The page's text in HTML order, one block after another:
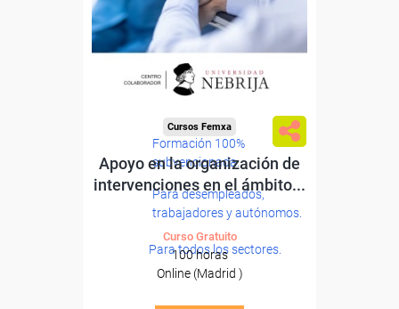
Formación 100%
subvencionada.
Para desempleados,
trabajadores y autónomos.
Para todos los sectores.
Cursos Femxa
Apoyo en la organización de
intervenciones en el ámbito...
Curso Gratuito
100 horas
Online (Madrid )